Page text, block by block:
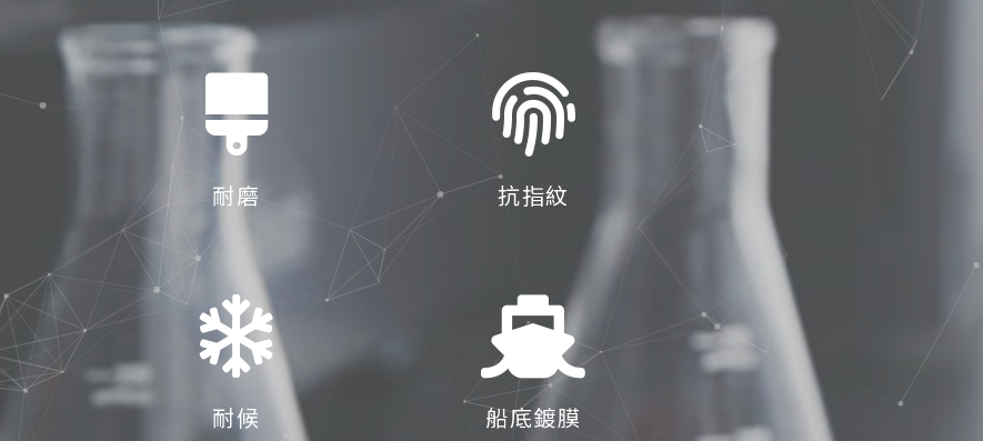
耐磨
耐候
抗指紋
船底鍍膜